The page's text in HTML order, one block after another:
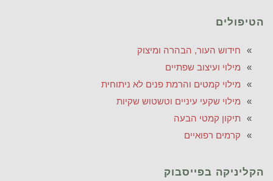
הטיפולים
חידוש העור, הבהרה ומיצוק
מילוי ועיצוב שפתיים
מילוי קמטים והרמת פנים לא ניתוחית
מילוי שקעי עיניים וטשטוש שקיות
תיקון קמטי הבעה
קרמים רפואיים
הקליניקה בפייסבוק